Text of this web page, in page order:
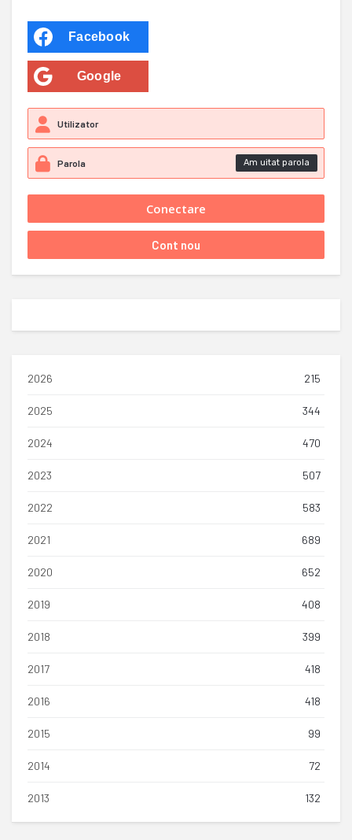
Facebook
Google
Am uitat parola
2026 215
2025 344
2024 470
2023 507
2022 583
2021 689
2020 652
2019 408
2018 399
2017 418
2016 418
2015 99
2014 72
2013 132